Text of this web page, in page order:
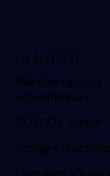
La SOTCOT
Manifestations
scientifiques
SOTCOT Junior
College